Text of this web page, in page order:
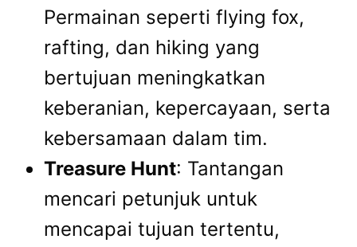
Permainan seperti flying fox,
rafting, dan hiking yang
bertujuan meningkatkan
keberanian, kepercayaan, serta
kebersamaan dalam tim.
Treasure Hunt: Tantangan
mencari petunjuk untuk
mencapai tujuan tertentu,